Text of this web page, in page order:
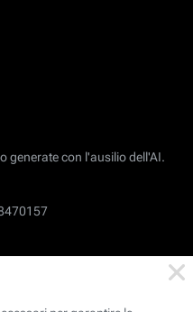
generate con l'ausilio dell'AI.